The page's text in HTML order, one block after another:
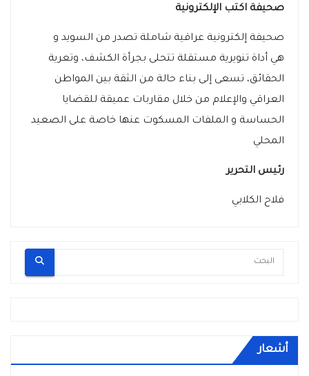
صحيفة اكتب الإلكترونية
صحيفة إلكترونية عراقية شاملة تصدر من السويد و
هي أداة تنويرية مستقلة تتحلى بجرأة الكشف، وتعرية
الحقائق، تسعى إلى بناء حالة من الثقة بين المواطن
العراقي والإعلام من خلال مقاربات عميقة للقضايا
الحساسة و الملفات المسكوت عنها خاصة على الصعيد
المحلي
رئيس التحرير
فلاح الكلابي
أشعار